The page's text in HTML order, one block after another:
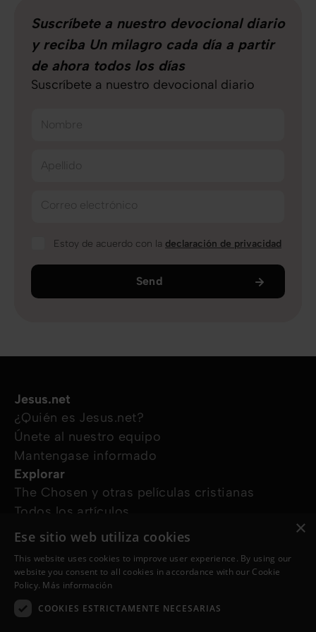
Suscríbete a nuestro devocional diario
y reciba Un milagro cada día a partir
de ahora todos los días
Suscríbete a nuestro devocional diario
Nombre
Apellido
Correo electrónico
Estoy de acuerdo con la declaración de privacidad
Send
Jesus.net
¿Quién es Jesus.net?
Únete al nuestro equipo
Mantengase informado
Explorar
The Chosen y otras películas cristianas
Todos los artículos
Cursos online
¿Cómo podemos ayudarte?
Devocional diario
Necesito oración
×
Ese sitio web utiliza cookies
This website uses cookies to improve user experience. By using our
website you consent to all cookies in accordance with our Cookie
Policy. Más información
COOKIES ESTRICTAMENTE NECESARIAS